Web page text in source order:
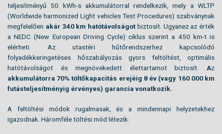
teljesítményű 50 kWh-s akkumulátorral rendelkezik, mely a WLTP
(Worldwide harmonized Light vehicles Test Procedures) szabványnak
megfelelően akár 340 km hatótávolságotbiztosít. Ugyanez az érték
a NEDC (New European Driving Cycle) ciklus szerint a 450 km-t is
elérheti. Az utastéri hűtőrendszerhez kapcsolódó
folyadékkeringetéses hőszabályozás gyors feltöltést, optimális
hatótávolságot és megnövekedett élettartamot biztosít. Az
akkumulátorra 70% töltőkapacitás erejéig 8 év (vagy 160 000 km
futásteljesítményig érvényes) garancia vonatkozik.
A feltöltési módok rugalmasak, és a mindennapi helyzetekhez
igazodnak. Háromféle töltési mód létezik: